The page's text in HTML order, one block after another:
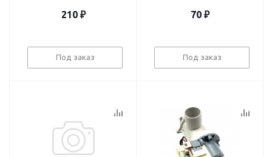
210₽
Под заказ
70 ₽
Под заказ